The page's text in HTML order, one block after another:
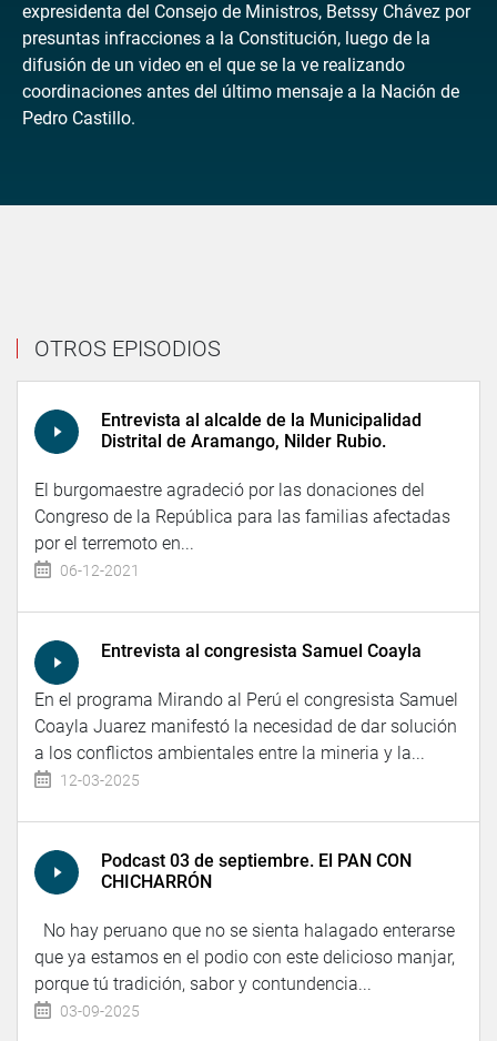
expresidenta del Consejo de Ministros, Betssy Chávez por
presuntas infracciones a la Constitución, luego de la
difusión de un video en el que se la ve realizando
coordinaciones antes del último mensaje a la Nación de
Pedro Castillo.
OTROS EPISODIOS
Entrevista al alcalde de la Municipalidad
Distrital de Aramango, Nilder Rubio.
El burgomaestre agradeció por las donaciones del
Congreso de la República para las familias afectadas
por el terremoto en...
06-12-2021
Entrevista al congresista Samuel Coayla
En el programa Mirando al Perú el congresista Samuel
Coayla Juarez manifestó la necesidad de dar solución
a los conflictos ambientales entre la mineria y la...
12-03-2025
Podcast 03 de septiembre. El PAN CON
CHICHARRÓN
No hay peruano que no se sienta halagado enterarse
que ya estamos en el podio con este delicioso manjar,
porque tú tradición, sabor y contundencia...
03-09-2025